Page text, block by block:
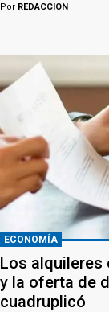
Por REDACCION
ECONOMÍA
Los alquileres
y la oferta de
cuadruplicó